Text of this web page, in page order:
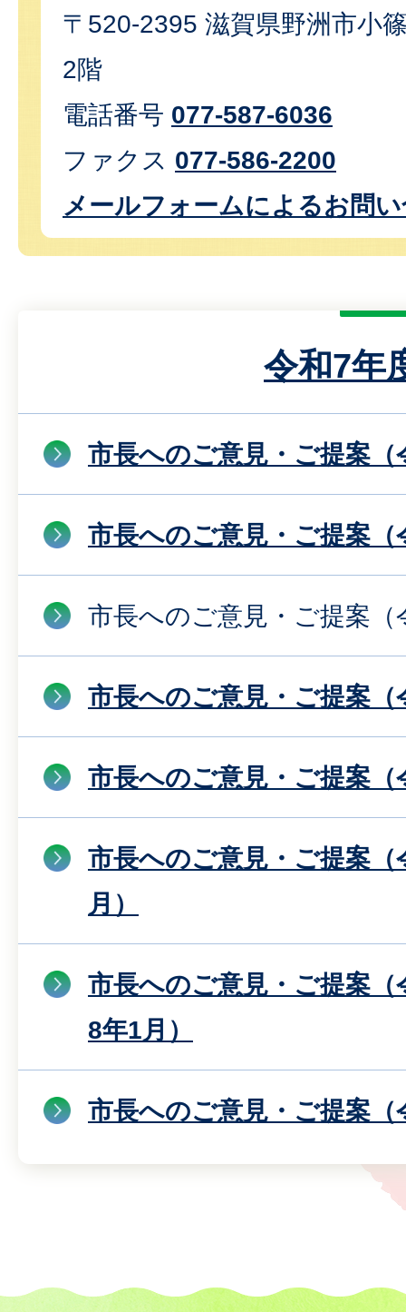
〒520-2395 滋賀県野洲市小
2階
電話番号 077-587-6036
ファクス 077-586-2200
メールフォームによるお問
令和7年
市長へのご意見・ご提案（
市長へのご意見・ご提案（
市長へのご意見・ご提案（
市長へのご意見・ご提案（
市長へのご意見・ご提案（
市長へのご意見・ご提案（
月）
市長へのご意見・ご提案（
8年1月）
市長へのご意見・ご提案（